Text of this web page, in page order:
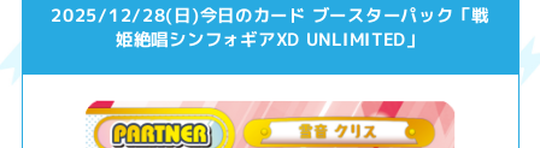
2025/12/28(日)今日のカード ブースターパック「戦
姫絶唱シンフォギアXD UNLIMITED」